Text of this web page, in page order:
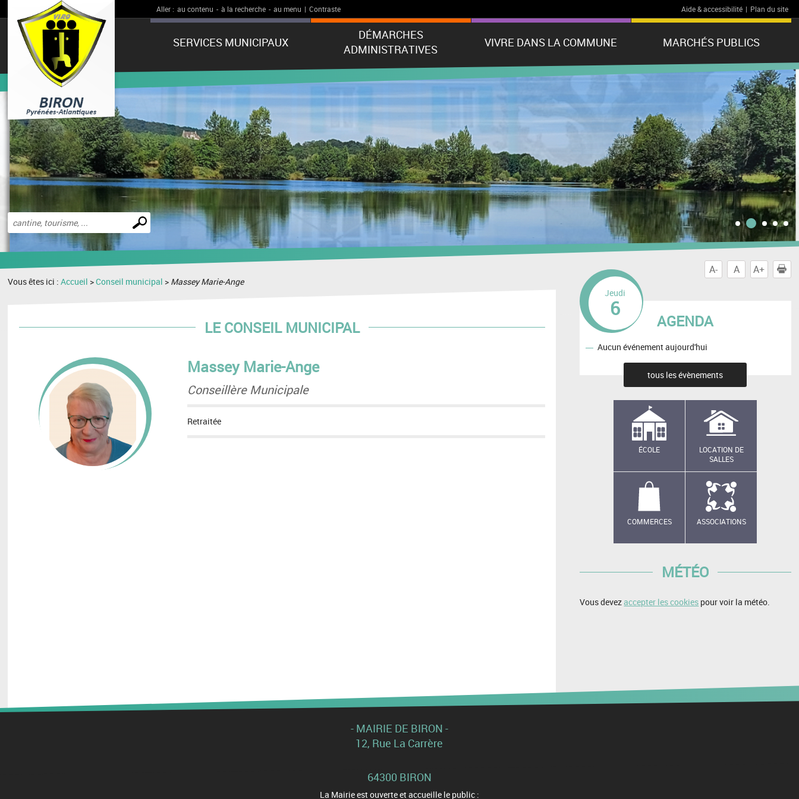
Aller : au contenu - à la recherche - au menu | Contraste Aide & accessibilité | Plan du site
SERVICES MUNICIPAUX
DÉMARCHES
ADMINISTRATIVES
VIVRE DANS LA COMMUNE MARCHÉS PUBLICS
Effectuer
une
recherche
A- A A+
Vous êtes ici :Accueil >Conseil municipal > Massey Marie-Ange
LE CONSEIL MUNICIPAL
Massey Marie-Ange
Conseillère Municipale
Retraitée
AGENDA
Jeudi
6
Aucun événement aujourd'hui
tous les évènements
ÉCOLE
LOCATION DE
SALLES
COMMERCES ASSOCIATIONS
MÉTÉO
Vous devezaccepter les cookies pour voir la météo.
- MAIRIE DE BIRON -
12, Rue La Carrère
64300 BIRON
La Mairie est ouverte et accueille le public :